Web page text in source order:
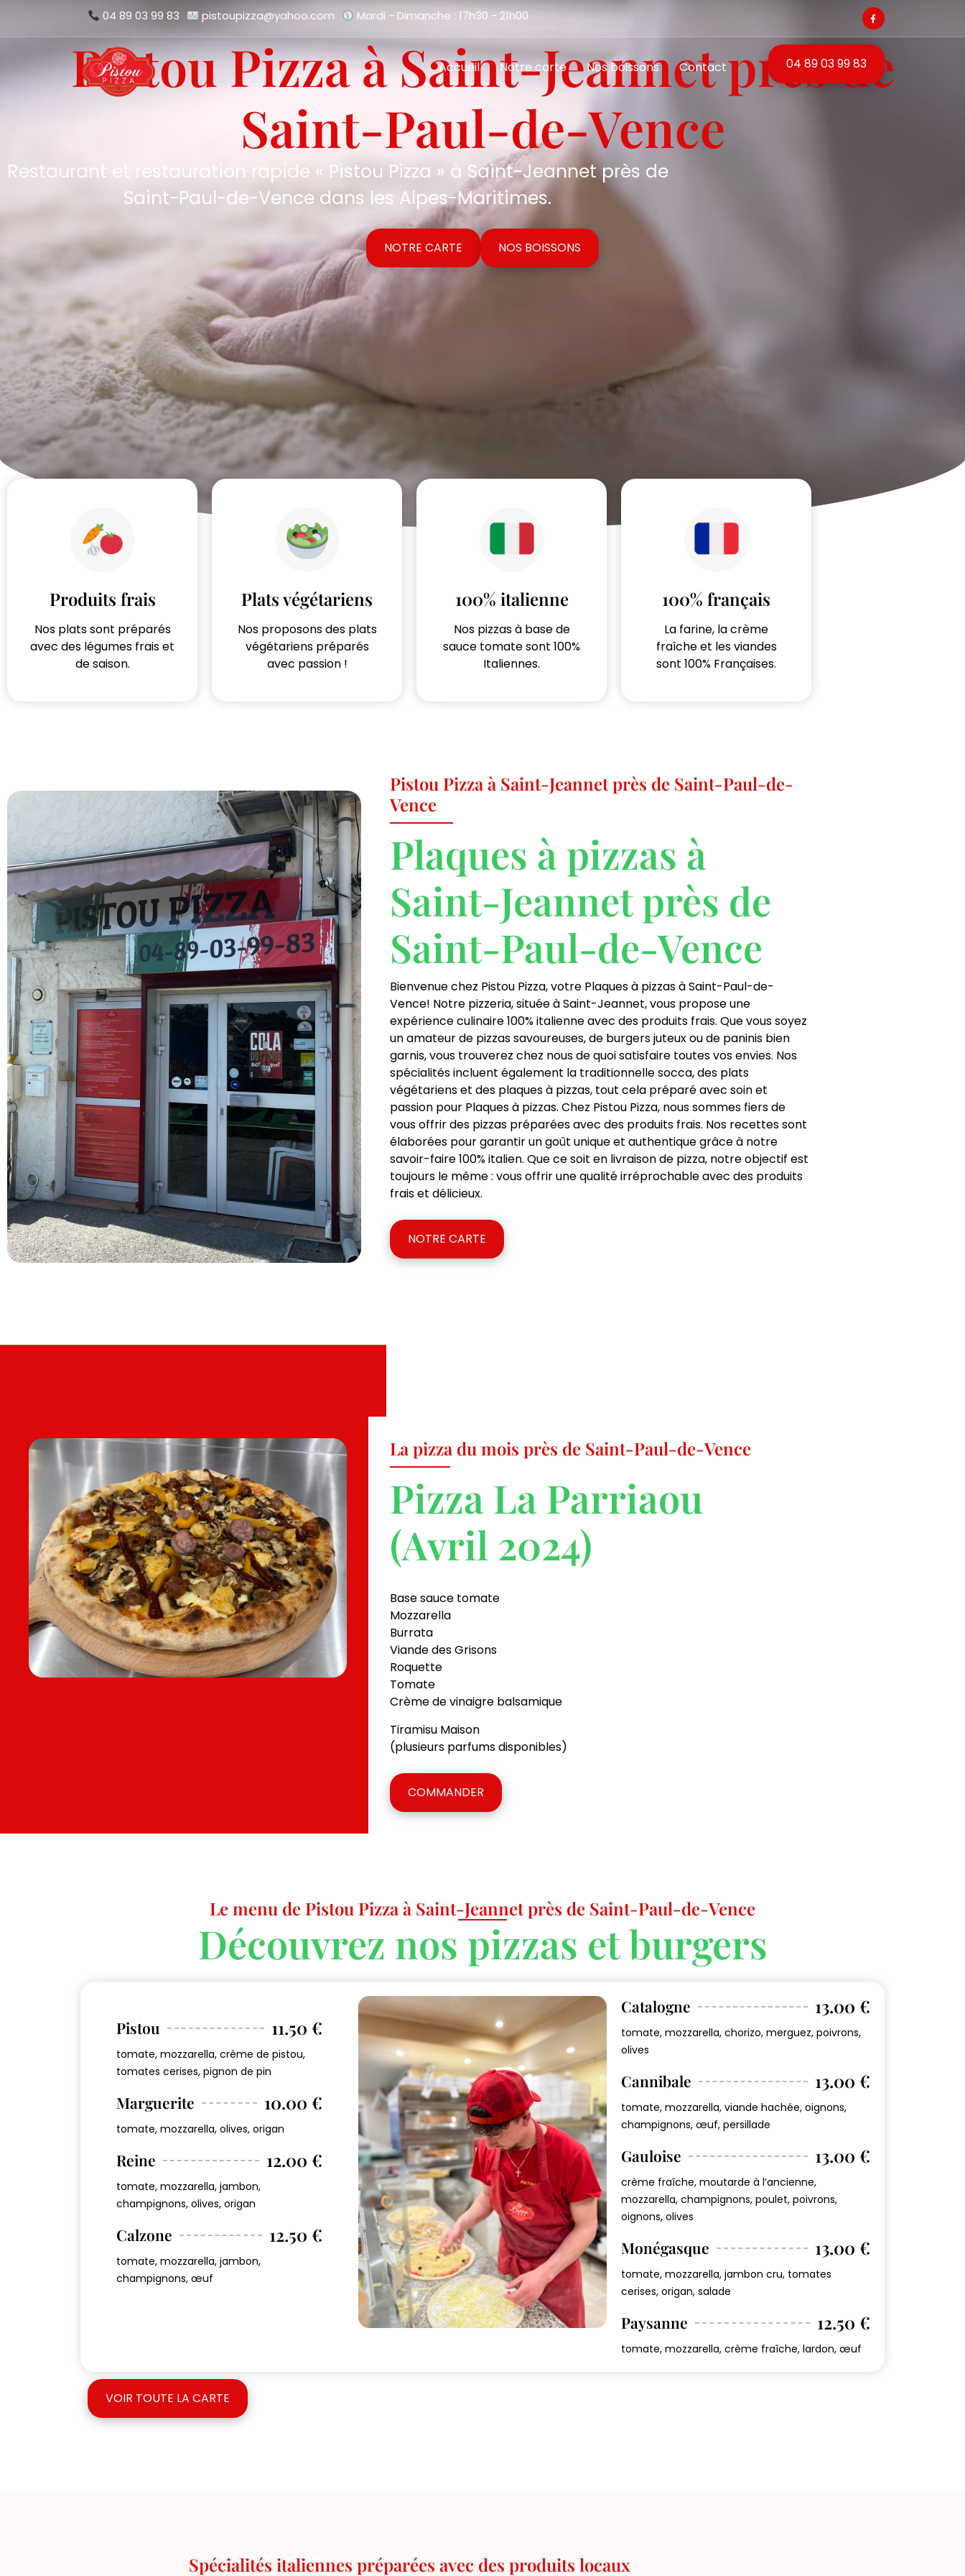
04 89 03 99 83 pistoupizza@yahoo.com Mardi - Dimanche : 17h30 - 21h00
Accueil Notre carte Nos boissons Contact 04 89 03 99 83
Pistou Pizza à Saint-Jeannet près de
Saint-Paul-de-Vence
Restaurant et restauration rapide « Pistou Pizza » à Saint-Jeannet près de
Saint-Paul-de-Vence dans les Alpes-Maritimes.
NOTRE CARTE NOS BOISSONS
Produits frais
Nos plats sont préparés
avec des légumes frais et
de saison.
Plats végétariens
Nos proposons des plats
végétariens préparés
avec passion !
100% italienne
Nos pizzas à base de
sauce tomate sont 100%
Italiennes.
100% français
La farine, la crème
fraîche et les viandes
sont 100% Françaises.
Pistou Pizza à Saint-Jeannet près de Saint-Paul-de-
Vence
Plaques à pizzas à
Saint-Jeannet près de
Saint-Paul-de-Vence
Bienvenue chez Pistou Pizza, votre Plaques à pizzas à Saint-Paul-de-
Vence! Notre pizzeria, située à Saint-Jeannet, vous propose une
expérience culinaire 100% italienne avec des produits frais. Que vous soyez
un amateur de pizzas savoureuses, de burgers juteux ou de paninis bien
garnis, vous trouverez chez nous de quoi satisfaire toutes vos envies. Nos
spécialités incluent également la traditionnelle socca, des plats
végétariens et des plaques à pizzas, tout cela préparé avec soin et
passion pour Plaques à pizzas. Chez Pistou Pizza, nous sommes fiers de
vous offrir des pizzas préparées avec des produits frais. Nos recettes sont
élaborées pour garantir un goût unique et authentique grâce à notre
savoir-faire 100% italien. Que ce soit en livraison de pizza, notre objectif est
toujours le même : vous offrir une qualité irréprochable avec des produits
frais et délicieux.
NOTRE CARTE
La pizza du mois près de Saint-Paul-de-Vence
Pizza La Parriaou
(Avril 2024)
Base sauce tomate
Mozzarella
Burrata
Viande des Grisons
Roquette
Tomate
Crème de vinaigre balsamique
Tiramisu Maison
(plusieurs parfums disponibles)
COMMANDER
Le menu de Pistou Pizza à Saint-Jeannet près de Saint-Paul-de-Vence
Découvrez nos pizzas et burgers
Pistou 11.50 €
tomate, mozzarella, crème de pistou,
tomates cerises, pignon de pin
Marguerite 10.00 €
tomate, mozzarella, olives, origan
Reine 12.00 €
tomate, mozzarella, jambon,
champignons, olives, origan
Calzone 12.50 €
tomate, mozzarella, jambon,
champignons, œuf
Catalogne 13.00 €
tomate, mozzarella, chorizo, merguez, poivrons,
olives
Cannibale 13.00 €
tomate, mozzarella, viande hachée, oignons,
champignons, œuf, persillade
Gauloise 13.00 €
crème fraîche, moutarde à l’ancienne,
mozzarella, champignons, poulet, poivrons,
oignons, olives
Monégasque 13.00 €
tomate, mozzarella, jambon cru, tomates
cerises, origan, salade
Paysanne 12.50 €
tomate, mozzarella, crème fraîche, lardon, œuf
VOIR TOUTE LA CARTE
Spécialités italiennes préparées avec des produits locaux